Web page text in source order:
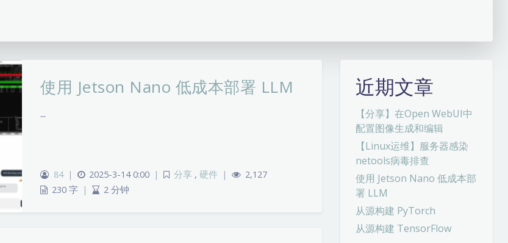
近期文章
【分享】在Open WebUI中
配置图像生成和编辑
【Linux运维】服务器感染
netools病毒排查
使用 Jetson Nano 低成本部
署 LLM
从源构建 PyTorch
从源构建 TensorFlow
使用 Jetson Nano 低成本部署 LLM
...
84 | 2025-3-14 0:00 | 分享 ,硬件 |
2,127
230 字 | 2 分钟